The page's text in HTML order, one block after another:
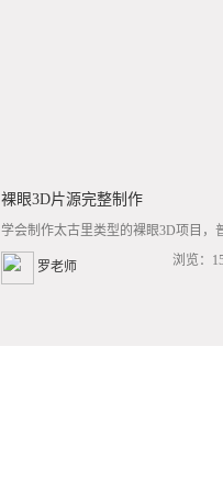
裸眼3D片源完整制作
学会制作太古里类型的裸眼3D项目，
罗老师 浏览：